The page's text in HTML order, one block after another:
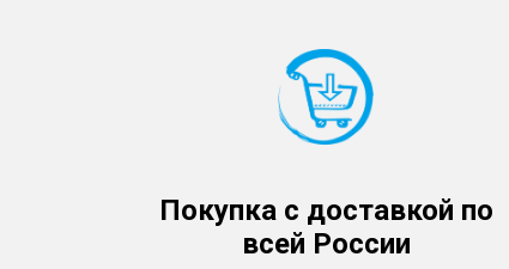
Покупка с доставкой по
всей России